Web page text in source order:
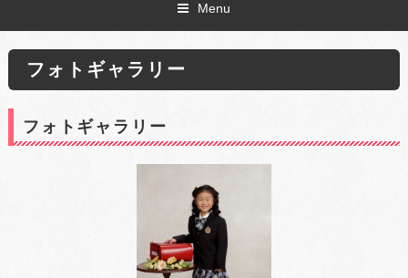
Menu
フォトギャラリー
フォトギャラリー